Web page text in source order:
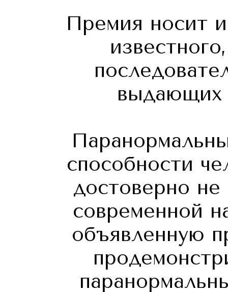
Премия носит
выдающих
способности
достоверно
современной
объявленную